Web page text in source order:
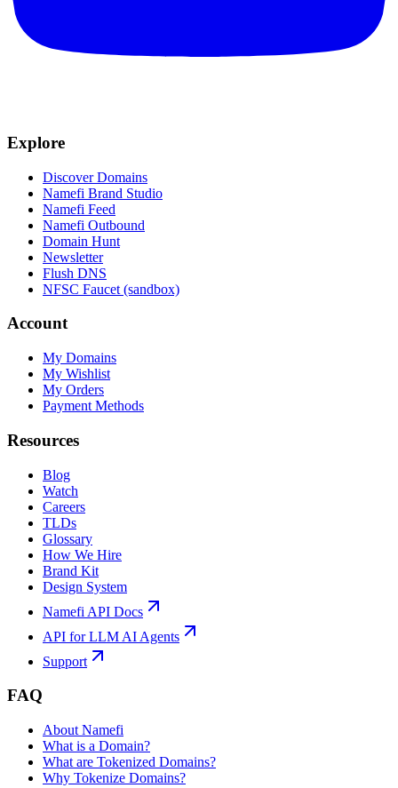
Explore
Discover Domains
Namefi Brand Studio
Namefi Feed
Namefi Outbound
Domain Hunt
Newsletter
Flush DNS
NFSC Faucet (sandbox)
Account
My Domains
My Wishlist
My Orders
Payment Methods
Resources
Blog
Watch
Careers
TLDs
Glossary
How We Hire
Brand Kit
Design System
Namefi API Docs
API for LLM AI Agents
Support
FAQ
About Namefi
What is a Domain?
What are Tokenized Domains?
Why Tokenize Domains?